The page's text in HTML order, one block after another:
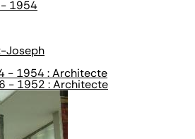
1954
Joseph
- 1954 : Architecte
- 1952 : Architecte